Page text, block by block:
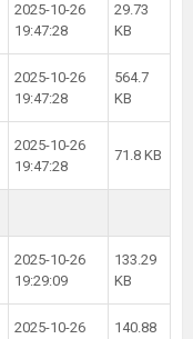
2025-10-26
19:47:28
29.73
KB
2025-10-26
19:47:28
564.7
KB
2025-10-26
19:47:28
71.8 KB
2025-10-26
19:29:09
133.29
KB
2025-10-26
140.88